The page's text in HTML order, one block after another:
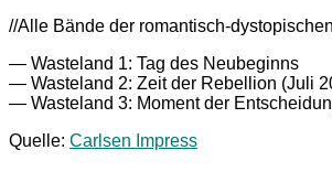
//Alle Bände der romantisch-
— Wasteland 1: Tag des Neubeginns
— Wasteland 2: Zeit der Rebellion (Juli
— Wasteland 3: Moment der
Quelle: Carlsen Impress